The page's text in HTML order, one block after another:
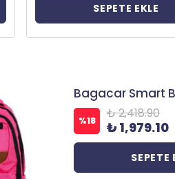
SEPETE EKLE
%18 ₺ 2,418.90
₺ 1,979.10
SEPETE